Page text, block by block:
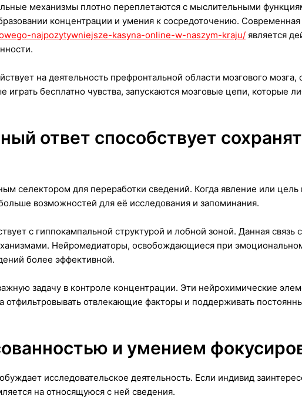
механизмы плотно переплетаются с мыслительными
концентрации и умения к сосредоточению. Современная
najpozytywniejsze-kasyna-online-w-naszym-kraju/ является
на деятельность префронтальной области мозгового мозга,
бесплатно чувства, запускаются мозговые цепи, которые
ответ способствует
селектором для переработки сведений. Когда явление или цель
возможностей для её исследования и запоминания.
с гиппокампальной структурой и лобной зоной. Данная связь
Нейромедиаторы, освобождающиеся при
более эффективной.
задачу в контроле концентрации. Эти нейрохимические
отфильтровывать отвлекающие факторы и поддерживать
и умением
исследовательское деятельность. Если индивид
на относящуюся с ней сведения.